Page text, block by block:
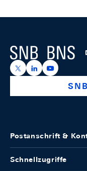
Logo
https://x.com/
https://https://
Postanschrift &
Schnellzugriffe